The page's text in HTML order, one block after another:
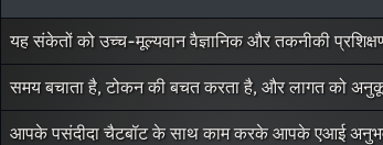
यह संकेतों को उच्च-मूल्यवान वैज्ञानिक और तकनीकी
समय बचाता है, टोकन की बचत करता है, और लागत को
आपके पसंदीदा चैटबॉट के साथ काम करके आपके एआई अनुभव